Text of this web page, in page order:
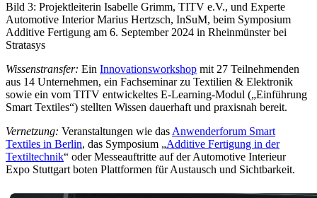
Bild 3: Projektleiterin Isabelle Grimm, TITV e.V., und Experte
Automotive Interior Marius Hertzsch, InSuM, beim Symposium
Additive Fertigung am 6. September 2024 in Rheinmünster bei
Stratasys
Wissenstransfer: Ein Innovationsworkshop mit 27 Teilnehmenden
aus 14 Unternehmen, ein Fachseminar zu Textilien & Elektronik
sowie ein vom TITV entwickeltes E-Learning-Modul („Einführung
Smart Textiles“) stellten Wissen dauerhaft und praxisnah bereit.
Vernetzung: Veranstaltungen wie das Anwenderforum Smart
Textiles in Berlin, das Symposium „Additive Fertigung in der
Textiltechnik“ oder Messeauftritte auf der Automotive Interieur
Expo Stuttgart boten Plattformen für Austausch und Sichtbarkeit.